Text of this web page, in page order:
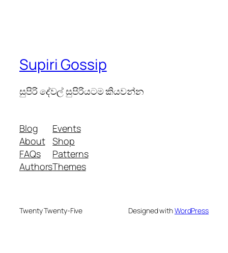
Supiri Gossip
සුපිරි දේවල් සුපිරියටම කියවන්න
Blog
About
FAQs
Authors
Events
Shop
Patterns
Themes
Twenty Twenty-Five Designed withWordPress